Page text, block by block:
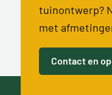
tuinontwerp?
met
Contact en